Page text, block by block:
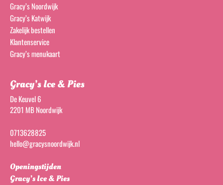
Gracy’s Noordwijk
Gracy’s Katwijk
Zakelijk bestellen
Klantenservice
Gracy’s menukaart
Gracy’s Ice & Pies
De Keuvel 6
2201 MB Noordwijk
0713628825
hello@gracysnoordwijk.nl
Openingstijden
Gracy’s Ice & Pies